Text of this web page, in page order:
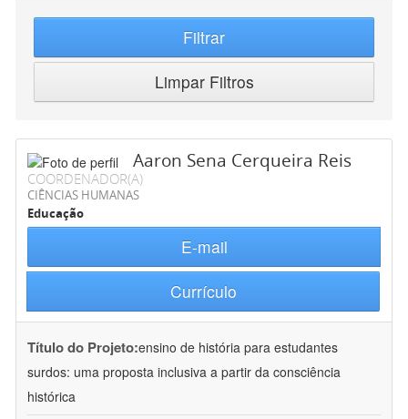
Filtrar
Limpar Filtros
Aaron Sena Cerqueira Reis
COORDENADOR(A)
CIÊNCIAS HUMANAS
Educação
E-mail
Currículo
Título do Projeto:ensino de história para estudantes
surdos: uma proposta inclusiva a partir da consciência
histórica